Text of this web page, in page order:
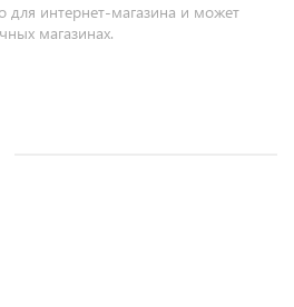
для интернет-магазина и может
магазинах.